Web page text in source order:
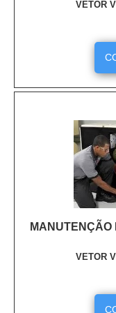
VETOR V
MANUTENÇÃO
VETOR V